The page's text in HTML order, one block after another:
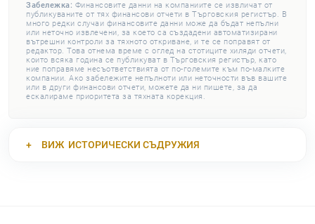
Забележка: Финансовите данни на компаниите се извличат от
публикуваните от тях финансови отчети в Търговския регистър. В
много редки случаи финансовите данни може да бъдат непълни
или неточно извлечени, за което са създадени автоматизирани
вътрешни контроли за тяхното откриване, и те се поправят от
редактор. Това отнема време с оглед на стотиците хиляди отчети,
които всяка година се публикуват в Търговския регистър, като
ние поправяме несъответствията от по-големите към по-малките
компании. Ако забележите непълноти или неточности във вашите
или в други финансови отчети, можете да ни пишете, за да
ескалираме приоритета за тяхната корекция.
ВИЖ ИСТОРИЧЕСКИ СЪДРУЖИЯ